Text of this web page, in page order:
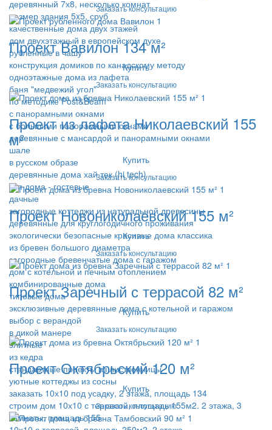
деревянный 7х8, несколько комнат
размер здания 5x5, сруб
качественные дома двух этажей
дом двухэтажный в европейском духе
рубленные в чашу
конструкция домиков по канадскому методу
одноэтажные дома из лафета
баня "медвежий угол"
по методике Post&Beam
с панорамными окнами
с большими панорамными окнами
деревянные с мансардой и панорамными окнами
шале
в русском образе
деревянные дома хай тек (hi tech)
тип дома - гостевые
дачные
загородные коттеджи из натуральной древесины
деревянные для круглогодичного проживания
экологически безопасные красивые дома классика
из бревен большого диаметра
загородные бревенчатые дома с гаражом
дом с котельной и печным отоплением
комбинированные дома
типовые дома
эксклюзивные деревянные дома с котельной и гаражом
выбор с верандой
в дикой манере
элитные
из кедра
стандартные проекты из лиственницы
уютные коттеджы из сосны
заказать 10х10 под усадку, 2 этажа, площадь 134
строим дом 10х10 с террасой, площадь 155м2. 2 этажа, 3
комнаты, площадь 155
Заказать консультацию
Проект Вавилон 134 м²
Купить
Заказать консультацию
Проект из лафета Николаевский 155
м²
Купить
Заказать консультацию
Проект Новониколаевский 155 м²
Купить
Заказать консультацию
Проект Заречный с террасой 82 м²
Купить
Заказать консультацию
Проект Октябрьский 120 м²
Купить
Заказать консультацию